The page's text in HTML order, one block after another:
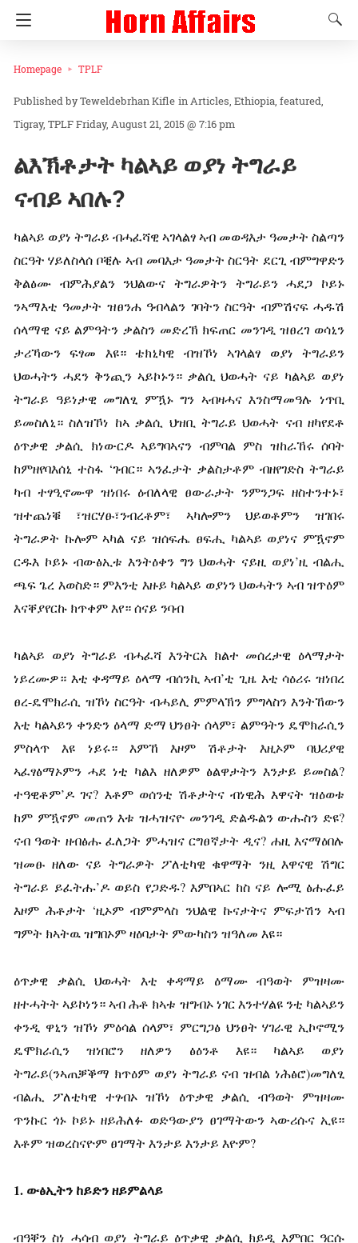
Homepage TPLF
Teweldebrhan Kifle inArticles Ethiopia featured
Tigray TPLFFriday, August 21, 2015 @ 7:16 pm
ልእኽቶታት ካልኣይ ወያነ ትግራይ
ናብይ ኣበሉ?
ካልኣይ ወያነ ትግራይ ብሓፈሻዊ ኣገላልፃ ኣብ መወዳእታ ዓመታት ስልጣን
ስርዓት ሃይለስላሰ ቦቒሉ ኣብ መባእታ ዓመታት ስርዓት ደርጊ ብምግዋድን
ቅልፅሙ ብምሕያልን ንህልውና ትግራዎትን ትግራይን ሓደጋ ኮይኑ
ንኣማእቲ ዓመታት ዝፀንሐ ዓብላልን ገባትን ስርዓት ብምሽናፍ ሓዱሽ
ሰላማዊ ናይ ልምዓትን ቃልስን መድረኽ ክፍጠር መንገዲ ዝፀረገ ወሳኒን
ታሪኻውን ፍፃመ እዩ። ቴክኒካዊ ብዝኾነ ኣገላልፃ ወያነ ትግራይን
ህወሓትን ሓደን ቅንጪን ኣይኮኑን። ቃልሲ ህወሓት ናይ ካልኣይ ወያነ
ትግራይ ዓይነታዊ መግለፂ ምዃኑ ግን ኣብዛሓና እንስማመዓሉ ነጥቢ
ይመስለኒ። ስለዝኾነ ከኣ ቃልሲ ህዝቢ ትግራይ ህወሓት ናብ ዘካየደቶ
ዕጥቃዊ ቃልሲ ክነውርዶ ኣይግባኣናን ብምባል ምስ ዝከራኸሩ ሰባት
ከምዘየባእሰኒ ተስፋ ‘ገብር። ኣንፈታት ቃልስታቶም ብዘየገድስ ትግራይ
ካብ ተፃዒኖሙዋ ዝነበሩ ዕብለላዊ ፀውራታት ንምንጋፍ ዘስተንተኑ፣
ዝተጨነቑ ፣ዝርሃፁ፣ንብረቶም፣ ኣካሎምን ህይወቶምን ዝገበሩ
ትግራዎት ኩሎም ኣካል ናይ ዝሰፍሔ ፀፍሒ ካልኣይ ወያነና ምዃኖም
ርዱእ ኮይኑ ብውፅኢቱ እንትዕቀን ግን ህወሓት ናይዚ ወያነ’ዚ ብልሒ
ጫፍ ጌረ እወስድ። ምእንቲ እዙይ ካልኣይ ወያነን ህወሓትን ኣብ ዝጥዕም
እናቐያየርኩ ክጥቀም እየ። ሰናይ ንባብ
ካልኣይ ወያነ ትግራይ ብሓፈሻ እንትርአ ክልተ መሰረታዊ ዕላማታት
ነይረሙዎ። እቲ ቀዳማይ ዕላማ ብሰንኪ ኣብ’ቲ ጊዜ እቲ ሳዕሪሩ ዝነበረ
ፀረ-ዴሞክራሲ ዝኾነ ስርዓት ብሓይሊ ምምላኽን ምግላስን እንትኸውን
እቲ ካልኣይን ቀንድን ዕላማ ድማ ህንፀት ሰላም፣ ልምዓትን ዴሞክራሲን
ምስላጥ እዩ ነይሩ። እምኸ እዞም ሽቶታት እዚኦም ባህሪያዊ
ኣፈፃፅማኦምን ሓደ ነቲ ካልእ ዘለዎም ፅልዋታትን እንታይ ይመስል?
ተዓዊቶም’ዶ ገና? እቶም ወሰንቲ ሽቶታትና ብነዊሕ እዋናት ዝዕወቱ
ከም ምዃኖም መጠን እቱ ዝሓዝናዮ መንገዲ ድልዱልን ውሑስን ድዩ?
ናብ ዓወት ዘብፅሑ ፈለጋት ምሓዝና ርግፀኛታት ዲና? ሐዚ እናማዕበሉ
ዝመፁ ዘለው ናይ ትግራዎት ፖለቲካዊ ቁዋማት ንዚ እዋናዊ ሽግር
ትግራይ ይፈትሑ’ዶ ወይስ የጋድዱ? እምበኣር ከስ ናይ ሎሚ ፅሑፈይ
እዞም ሕቶታት ‘ዚኦም ብምምላስ ንህልዊ ኩናታትና ምፍታሽን ኣብ
ግምት ክኣትዉ ዝግበኦም ዛዕባታት ምውካስን ዝዓለመ እዩ።
ዕጥቃዊ ቃልሲ ህወሓት እቲ ቀዳማይ ዕማሙ ብዓወት ምዝዛሙ
ዘተሓትት ኣይኮነን። ኣብ ሕቶ ክኣቱ ዝግብኦ ነገር እንተሃልዩ ንቲ ካልኣይን
ቀንዲ ዋኒን ዝኾነ ምዕሳል ሰላም፣ ምርግጋፅ ህንፀት ሃገራዊ ኢኮኖሚን
ዴሞክራሲን ዝነበሮን ዘለዎን ፅዕንቶ እዩ። ካልኣይ ወያነ
ትግራይ(ንኣጠቓቕማ ክጥዕም ወያነ ትግራይ ናብ ዝብል ነሕፅሮ)መግለፂ
ብልሒ ፖለቲካዊ ተፃብኦ ዝኾነ ዕጥቃዊ ቃልሲ ብዓወት ምዝዛሙ
ጥንኩር ጎኑ ኮይኑ ዘይሕለፉ ወድዓውያን ፀገማትውን ኣውሪሱና ኢዩ።
እቶም ዝወረስናዮም ፀገማት እንታይ እንታይ እዮም?
1. ውፅኢትን ከይድንዘይምልላይ
ብዓቐን ስነ ሓሳብ ወያነ ትግራይ ዕጥቃዊ ቃልሲ ክይዲ እምበር ዓርሱ